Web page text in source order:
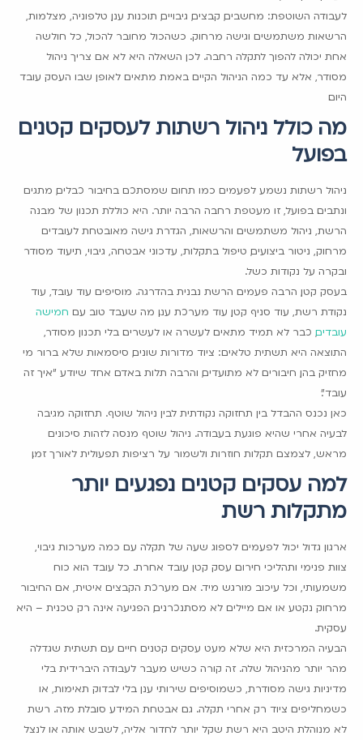
לעבודה השוטפת: מחשבים, קבצים, גיבויים, תוכנות ענן, טלפוניה, מצלמות,
הרשאות משתמשים וגישה מרחוק. כשהכול מחובר להכול, כל חולשה
אחת יכולה להפוך לתקלה רחבה. לכן השאלה היא לא אם צריך ניהול
מסודר, אלא עד כמה הניהול הקיים באמת מתאים לאופן שבו העסק עובד
היום.
מה כולל ניהול רשתות לעסקים קטנים
בפועל
ניהול רשתות נשמע לפעמים כמו תחום שמסתכם בחיבור כבלים, מתגים
ונתבים. בפועל, זו מעטפת רחבה הרבה יותר. היא כוללת תכנון של מבנה
הרשת, ניהול משתמשים והרשאות, הגדרת גישה מאובטחת לעובדים
מרחוק, ניטור ביצועים, טיפול בתקלות, עדכוני אבטחה, גיבוי, תיעוד מסודר
ובקרה על נקודות כשל.
בעסק קטן, הרבה פעמים הרשת נבנית בהדרגה. מוסיפים עוד עובד, עוד
נקודת רשת, עוד סניף קטן, עוד מערכת ענן. מה שעבד טוב עם חמישה
עובדים, כבר לא תמיד מתאים לעשרה או לעשרים. בלי תכנון מסודר,
התוצאה היא תשתית טלאים: ציוד מדורות שונים, סיסמאות שלא ברור מי
מחזיק בהן, חיבורים לא מתועדים, והרבה תלות באדם אחד שיודע "איך זה
עובד".
כאן נכנס ההבדל בין תחזוקה נקודתית לבין ניהול שוטף. תחזוקה מגיבה
לבעיה אחרי שהיא פוגעת בעבודה. ניהול שוטף מנסה לזהות סיכונים
מראש, לצמצם תקלות חוזרות ולשמור על רציפות תפעולית לאורך זמן.
למה עסקים קטנים נפגעים יותר
מתקלות רשת
ארגון גדול יכול לפעמים לספוג שעה של תקלה עם כמה מערכות גיבוי,
צוות פנימי ותהליכי חירום. עסק קטן עובד אחרת. כל עובד הוא כוח
משמעותי, וכל עיכוב מורגש מיד. אם מערכת הקבצים איטית, אם החיבור
מרחוק נקטע או אם מיילים לא מסתנכרנים, הפגיעה אינה רק טכנית – היא
עסקית.
הבעיה המרכזית היא שלא מעט עסקים קטנים חיים עם תשתית שגדלה
מהר יותר מהניהול שלה. זה קורה כשיש מעבר לעבודה היברידית בלי
מדיניות גישה מסודרת, כשמוסיפים שירותי ענן בלי לבדוק תאימות, או
כשמחליפים ציוד רק אחרי תקלה. גם אבטחת המידע סובלת מזה. רשת
לא מנוהלת היטב היא רשת שקל יותר לחדור אליה, לשבש אותה או לנצל